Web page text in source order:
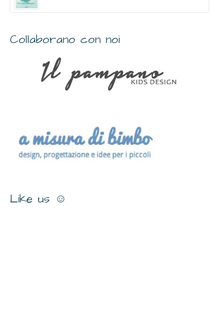
Collaborano con noi
Like us ☺